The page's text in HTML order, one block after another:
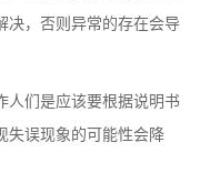
决，否则异常的存在会导
人们是应该要根据说明书
失误现象的可能性会降